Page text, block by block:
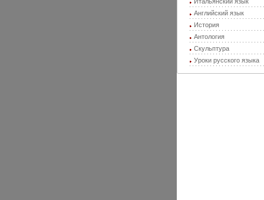
Английский язык
История
Антология
Скульптура
Уроки русского языка